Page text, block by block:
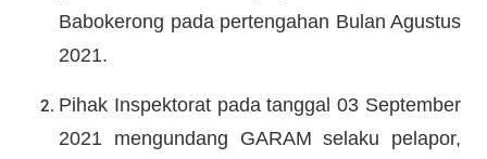
Babokerong pada pertengahan Bulan Agustus
2021.
Pihak Inspektorat pada tanggal 03 September
2021 mengundang GARAM selaku pelapor,